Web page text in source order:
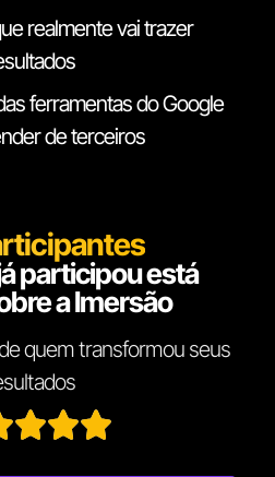
realmente vai trazer
ferramentas do Google
de terceiros
participou está
a Imersão
quem transformou seus